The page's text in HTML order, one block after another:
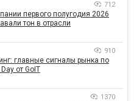
712
первого полугодия 2026
тон в отрасли
910
главные сигналы рынка по
от GoIT
1370